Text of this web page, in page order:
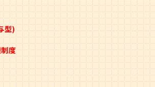
型)
度